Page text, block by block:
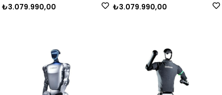
₺3.079.990,00 ₺3.079.990,00